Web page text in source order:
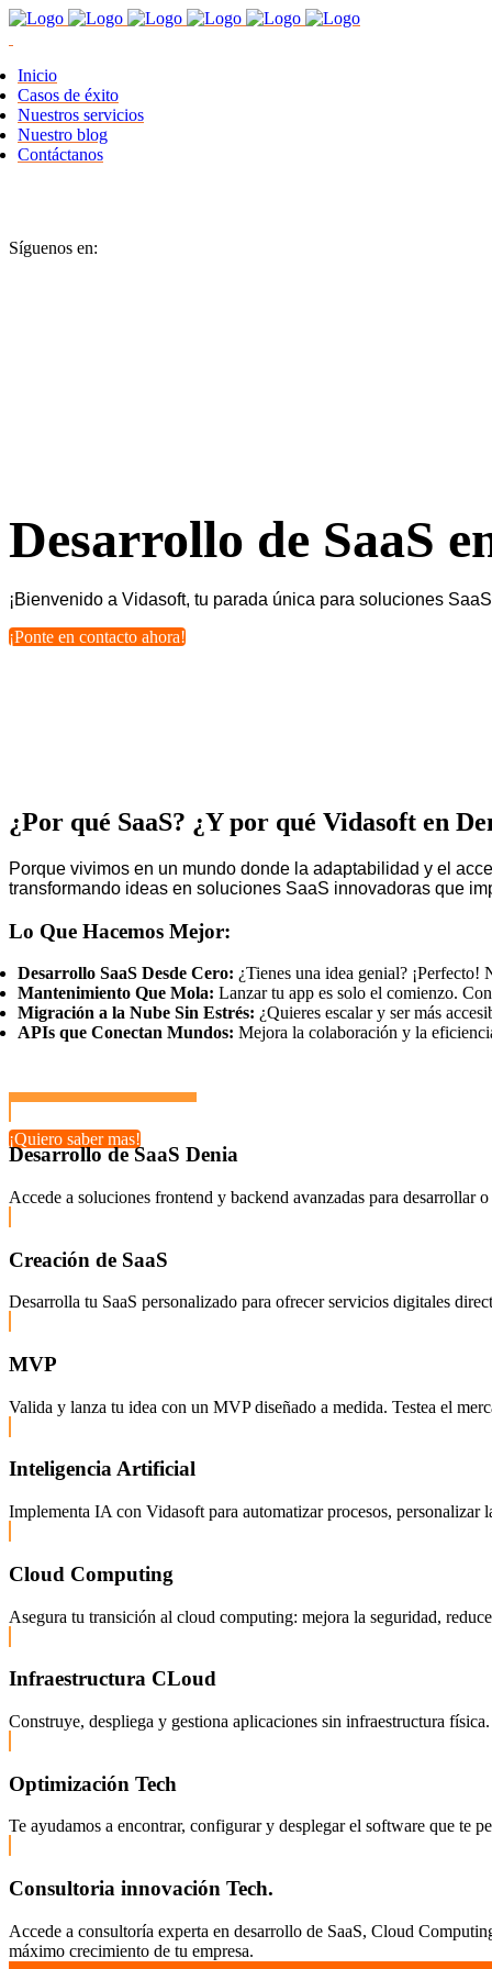
Inicio
Casos de éxito
Nuestros servicios
Nuestro blog
Contáctanos
Síguenos en:
Desarrollo de SaaS
¡Bienvenido a Vidasoft, tu parada única para soluciones
¡Ponte en contacto ahora!
¿Por qué SaaS? ¿Y por qué Vidasoft en
Porque vivimos en un mundo donde la adaptabilidad y el
transformando ideas en soluciones SaaS innovadoras que
Lo Que Hacemos Mejor:
Desarrollo SaaS Desde Cero: ¿Tienes una idea genial?
Mantenimiento Que Mola: Lanzar tu app es solo el comienzo.
Migración a la Nube Sin Estrés: ¿Quieres escalar y ser más
APIs que Conectan Mundos: Mejora la colaboración y la
¡Quiero saber mas!
Desarrollo de SaaS Denia
Accede a soluciones frontend y backend avanzadas para desarrollar
Creación de SaaS
Desarrolla tu SaaS personalizado para ofrecer servicios digitales
MVP
Valida y lanza tu idea con un MVP diseñado a medida. Testea el
Inteligencia Artificial
Implementa IA con Vidasoft para automatizar procesos,
Cloud Computing
Asegura tu transición al cloud computing: mejora la seguridad,
Infraestructura CLoud
Construye, despliega y gestiona aplicaciones sin infraestructura
Optimización Tech
Te ayudamos a encontrar, configurar y desplegar el software que te
Consultoria innovación Tech.
Accede a consultoría experta en desarrollo de SaaS, Cloud
máximo crecimiento de tu empresa.